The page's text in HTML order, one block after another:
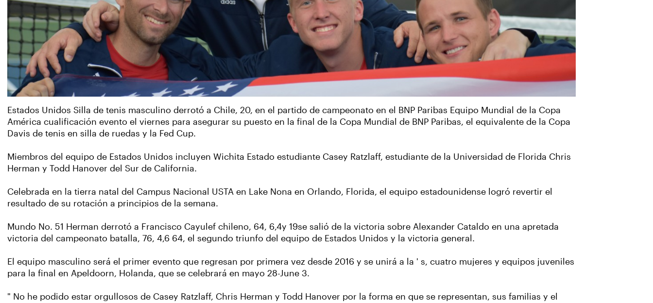
Estados Unidos Silla de tenis masculino derrotó a Chile, 20, en el partido de campeonato en el BNP Paribas Equipo Mundial de la Copa
América cualificación evento el viernes para asegurar su puesto en la final de la Copa Mundial de BNP Paribas, el equivalente de la Copa
Davis de tenis en silla de ruedas y la Fed Cup.
Miembros del equipo de Estados Unidos incluyen Wichita Estado estudiante Casey Ratzlaff, estudiante de la Universidad de Florida Chris
Herman y Todd Hanover del Sur de California.
Celebrada en la tierra natal del Campus Nacional USTA en Lake Nona en Orlando, Florida, el equipo estadounidense logró revertir el
resultado de su rotación a principios de la semana.
Mundo No. 51 Herman derrotó a Francisco Cayulef chileno, 64, 6,4y 19se salió de la victoria sobre Alexander Cataldo en una apretada
victoria del campeonato batalla, 76, 4,6 64, el segundo triunfo del equipo de Estados Unidos y la victoria general.
El equipo masculino será el primer evento que regresan por primera vez desde 2016 y se unirá a la ' s, cuatro mujeres y equipos juveniles
para la final en Apeldoorn, Holanda, que se celebrará en mayo 28-June 3.
" No he podido estar orgullosos de Casey Ratzlaff, Chris Herman y Todd Hanover por la forma en que se representan, sus familias y el